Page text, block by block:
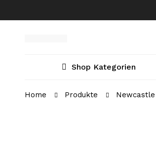
Shop Kategorien
Home Produkte